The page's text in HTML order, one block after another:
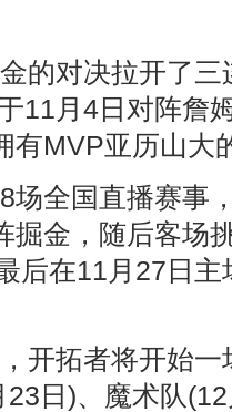
的对决拉开了
11月4日对阵詹
有MVP亚历山大
场全国直播赛事
掘金，随后客场
后在11月27日
开拓者将开始一
日)、魔术队